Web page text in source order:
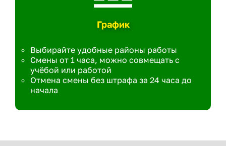
График
Выбирайте удобные районы работы
Смены от 1 часа, можно совмещать с
учёбой или работой
Отмена смены без штрафа за 24 часа до
начала